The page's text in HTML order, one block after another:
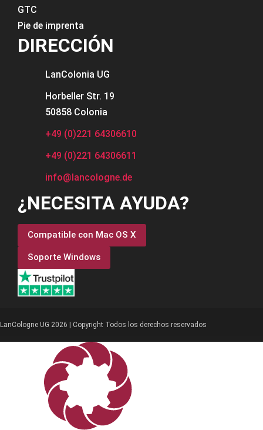
GTC
Pie de imprenta
DIRECCIÓN
LanColonia UG
Horbeller Str. 19
50858 Colonia
+49 (0)221 64306610
+49 (0)221 64306611
info@lancologne.de
¿NECESITA AYUDA?
Compatible con Mac OS X
Soporte Windows
LanCologne UG 2026 | Copyright Todos los derechos reservados